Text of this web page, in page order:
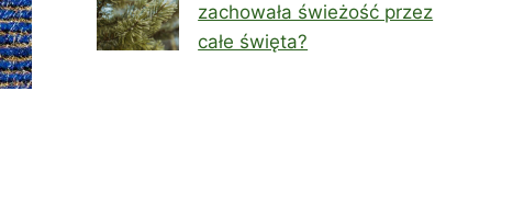
zachowała świeżość przez
całe święta?